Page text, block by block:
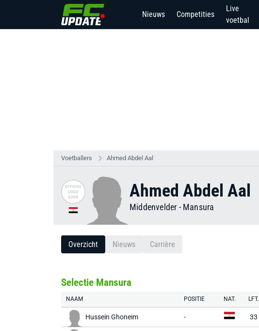
Nieuws Competities
Live
voetbal
Voetballers Ahmed Abdel Aal
Ahmed Abdel Aal
Middenvelder - Mansura
Overzicht Nieuws Carrière
Selectie Mansura
NAAM POSITIE NAT. LFT.
Hussein Ghoneim - 33